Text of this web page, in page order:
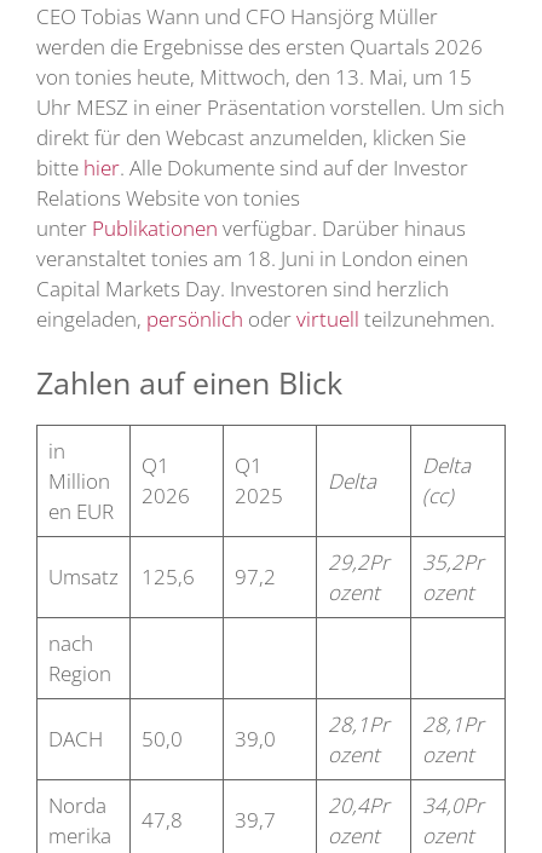
CEO Tobias Wann und CFO Hansjörg Müller
werden die Ergebnisse des ersten Quartals 2026
von tonies heute, Mittwoch, den 13. Mai, um 15
Uhr MESZ in einer Präsentation vorstellen. Um sich
direkt für den Webcast anzumelden, klicken Sie
bitte hier. Alle Dokumente sind auf der Investor
Relations Website von tonies
unter Publikationen verfügbar. Darüber hinaus
veranstaltet tonies am 18. Juni in London einen
Capital Markets Day. Investoren sind herzlich
eingeladen, persönlich odervirtuell teilzunehmen.
Zahlen auf einen Blick
in
Million
en EUR
Q1
2026
Q1
2025
Delta
Delta
(cc)
Umsatz 125,6 97,2
29,2Pr
ozent
35,2Pr
ozent
nach
Region
DACH 50,0 39,0
28,1Pr
ozent
28,1Pr
ozent
Norda
merika
47,8 39,7
20,4Pr
ozent
34,0Pr
ozent